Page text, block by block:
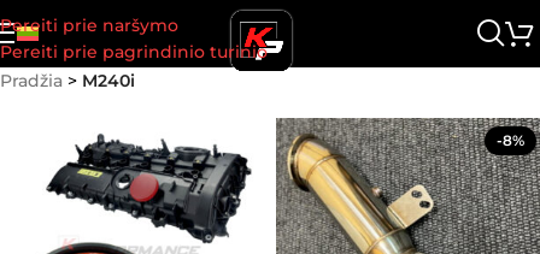
Pereiti prie naršymo
Pereiti prie pagrindinio turinio
Pradžia > M240i
-8%